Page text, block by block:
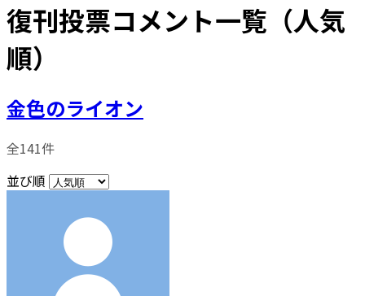
復刊投票コメント一覧（人気
順）
金色のライオン
全141件
並び順